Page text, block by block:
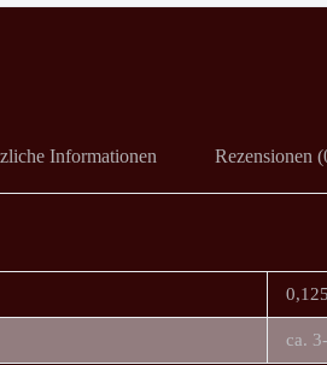
Informationen Rezensionen
ca.